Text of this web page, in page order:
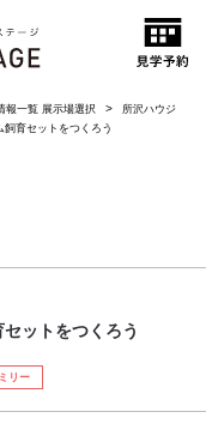
報一覧 展示場選択
所沢ハウジ
育セットをつくろう
ットをつくろう
リー